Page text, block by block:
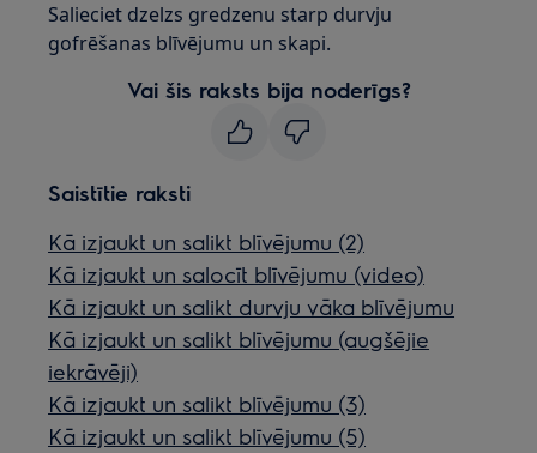
Salieciet dzelzs gredzenu starp durvju
gofrēšanas blīvējumu un skapi.
Vai šis raksts bija noderīgs?
Saistītie raksti
Kā izjaukt un salikt blīvējumu (2)
Kā izjaukt un salocīt blīvējumu (video)
Kā izjaukt un salikt durvju vāka blīvējumu
Kā izjaukt un salikt blīvējumu (augšējie
iekrāvēji)
Kā izjaukt un salikt blīvējumu (3)
Kā izjaukt un salikt blīvējumu (5)